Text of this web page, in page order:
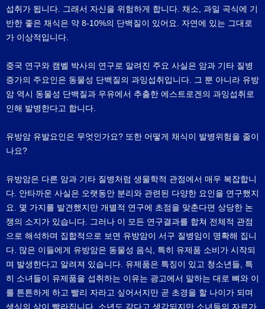
섭취가 됩니다. 그래서 자신을 위험하게 합니다. 채소, 과일 곡식에 기
반한 좋은 채식은 약 8-10%의 단백질이 있어요. 자연에 있는 그대로
가 이상적입니다.
중국 연구와 캠벨 박사의 연구로 알려진 주요 사실은 암과 기타 질병
증가의 주요인은 동물성 단백질의 과잉섭취입니다. 그 뿐 아니라 유방
암 역시 동물성 단백질과 우유에서 추출한 에스트로겐의 과잉섭취로
인해 발병한다고 합니다.
유방암 유발요인은 무엇인가요? 또한 어떻게 채식이 발병위험을 줄이
나요?
유방암은 다른 암과 기타 질병처럼 생물학적 관점에서 매우 복잡합니
다. 안타까운 사실은 오랫동안 분리와 관련된 다양한 요인을 연구했지
요. 몇 가지를 발견했지만 개별적 연구에 초점을 맞춘다면 상당한 논
쟁의 소지가 있습니다. 그러나 이 모든 연구결과를 합쳐 전체적 관점
으로 해석하며 집합적으로 보면 유방암이 서구 질병임이 명확해 집니
다. 많은 이들에게 유방암은 동물성 음식, 특히 유제품 소비가 시작되
며 발생한다고 알려져 있습니다. 유제품은 특징이 있고 청소년들, 특
히 소녀들이 유제품을 섭취하는 이유는 광고에서 말하는 대로 뼈와 이
를 튼튼하게 하고 빨리 자라고 싶어서지만 곧 초경을 할 나이가 되며
생식의 삶이 빨라집니다. 소년도 같다고 생각되지만 소녀들의 자료가